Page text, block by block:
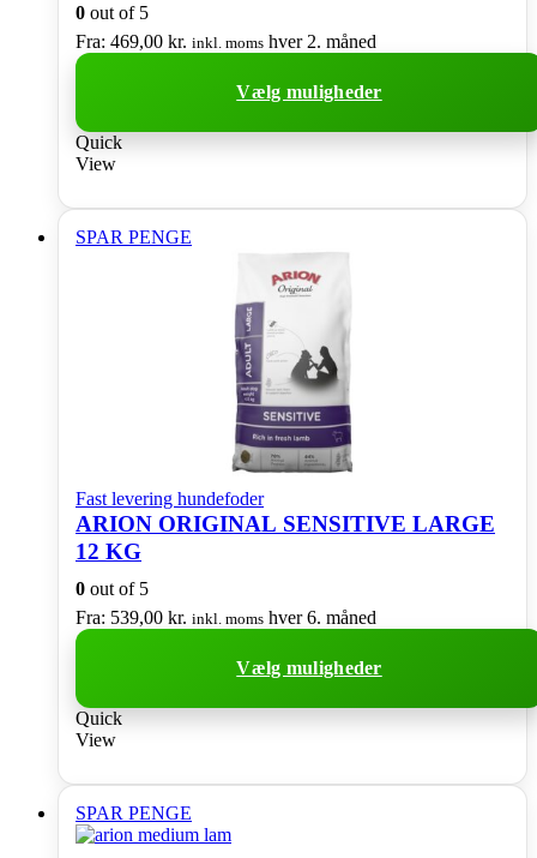
0 out of 5
Fra: 469,00 kr. inkl. moms hver 2. måned
Vælg muligheder
Dette
vare
flere
varianter.
Mulighederne
Quick
View
SPAR PENGE
Fast levering hundefoder
ARION ORIGINAL SENSITIVE LARGE
12 KG
0 out of 5
Fra: 539,00 kr. inkl. moms hver 6. måned
Vælg muligheder
Dette
vare
flere
varianter.
Mulighederne
kan
Quick
View
SPAR PENGE